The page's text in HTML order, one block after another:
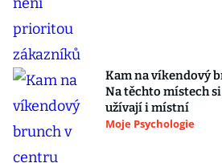
Kam na víkendový
Na těchto místech
užívají i místní
Moje Psychologie